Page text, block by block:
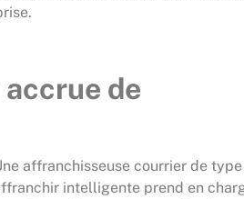
de
affranchisseuse courrier de
intelligente prend en